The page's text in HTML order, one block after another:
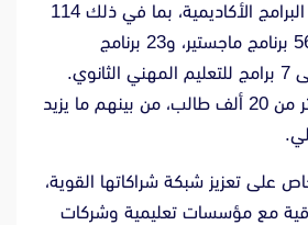
مجموعة متنوعة من البرامج الأكاديمية، بما في ذلك 114
برنامج بكالوريوس، و56 برنامج ماجستير، و23 برنامج
تخصصي، بالإضافة إلى 7 برامج للتعليم المهني الثانوي.
ويبلغ عدد طلابها أكثر من 20 ألف طالب، من بينهم ما يزيد
على تعزيز شبكة شراكاتها القوية،
400 اتفاقية مع مؤسسات تعليمية وشركات